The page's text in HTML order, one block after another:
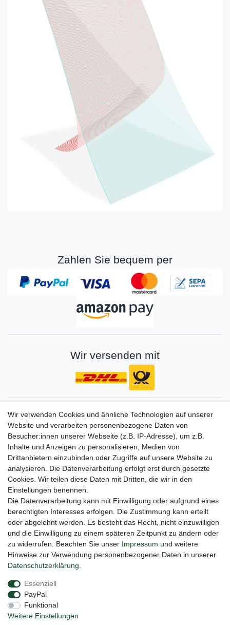
Zahlen Sie bequem per
Wir versenden mit
Gerne halten wir sie auf dem Laufenden
VORNAME NACHNAME
E-MAIL **
Newsletter
Honig
Hiermit bestätige ich, dass ich dieDaten­schutz­erklärunggelesen habe. Meine
Einwilligung kann ich jederzeit widerrufen.**
Abonnieren
** Hierbei handelt es sich um ein Pflichtfeld.
Impressum
Barrierefreiheitserklärung
Wir verwenden Cookies und ähnliche Technologien auf unserer
Website und verarbeiten personenbezogene Daten von
Besucher:innen unserer Webseite (z.B. IP-Adresse), um z.B.
Inhalte und Anzeigen zu personalisieren, Medien von
Drittanbietern einzubinden oder Zugriffe auf unsere Website zu
analysieren. Die Datenverarbeitung erfolgt erst durch gesetzte
Cookies. Wir teilen diese Daten mit Dritten, die wir in den
Einstellungen benennen.
Die Datenverarbeitung kann mit Einwilligung oder aufgrund eines
berechtigten Interesses erfolgen. Die Zustimmung kann erteilt
oder abgelehnt werden. Es besteht das Recht, nicht einzuwilligen
und die Einwilligung zu einem späteren Zeitpunkt zu ändern oder
zu widerrufen. Beachten Sie unser Impressum und weitere
Hinweise zur Verwendung personenbezogener Daten in unserer
Daten­schutz­erklärung
Essenziell
PayPal
Funktional
Weitere Einstellungen